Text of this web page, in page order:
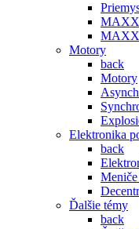
Motory
back
Motory
Elektronika
back
Ďalšie témy
back